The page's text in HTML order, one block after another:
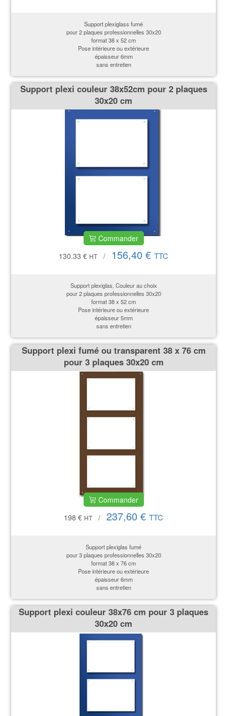
Support plexiglass fumé
pour 2 plaques professionnelles 30x20
format 38 x 52 cm
Pose intérieure ou extérieure
épaisseur 6mm
sans entretien
Support plexi couleur 38x52cm pour 2 plaques
30x20 cm
Commander
130.33 € HT / 156,40 € TTC
Support plexiglas, Couleur au choix
pour 2 plaques professionnelles 30x20
format 38 x 52 cm
Pose intérieure ou extérieure
épaisseur 5mm
sans entretien
Support plexi fumé ou transparent 38 x 76 cm
pour 3 plaques 30x20 cm
Commander
198 € HT / 237,60 € TTC
Support plexiglas fumé
pour 3 plaques professionnelles 30x20
format 38 x 76 cm
Pose intérieure ou extérieure
épaisseur 6mm
sans entretien
Support plexi couleur 38x76 cm pour 3 plaques
30x20 cm